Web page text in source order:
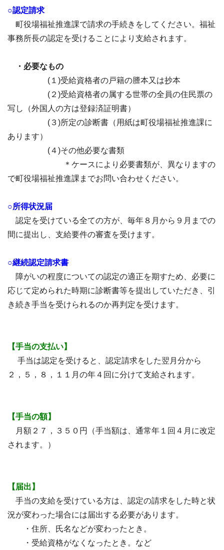
○認定請求
町役場福祉推進課で請求の手続きをしてください。福祉
事務所長の認定を受けることにより支給されます。
・必要なもの
(１)受給資格者の戸籍の謄本又は抄本
(２)受給資格者の属する世帯の全員の住民票の
写し（外国人の方は登録済証明書）
(３)所定の診断書（用紙は町役場福祉推進課に
あります）
(４)その他必要な書類
＊ケースにより必要書類が、異なりますの
で町役場福祉推進課までお問い合わせください。
○所得状況届
認定を受けている全ての方が、毎年８月から９月までの
間に提出し、支給要件の審査を受けます。
○継続認定請求書
障がいの程度についての認定の適正を期すため、必要に
応じて定められた時期に診断書等を提出していただき、引
き続き手当を受けられるのか再判定を受けます。
【手当の支払い】
手当は認定を受けると、認定請求をした翌月分から
２，５，８，１１月の年４回に分けて支給されます。
【手当の額】
月額２７，３５０円（手当額は、通常年１回４月に改定
されます。）
【届出】
手当の支給を受けている方は、認定の請求をした時と状
況が変わった場合には届出する必要があります。
・住所、氏名などが変わったとき。
・受給資格がなくなったとき。など